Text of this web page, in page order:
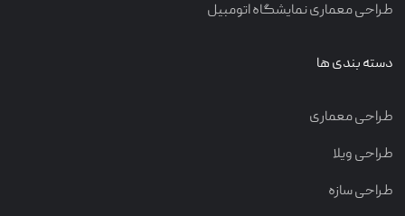
طراحی معماری نمایشگاه اتومبیل
دسته بندی ها
طراحی معماری
طراحی ویلا
طراحی سازه